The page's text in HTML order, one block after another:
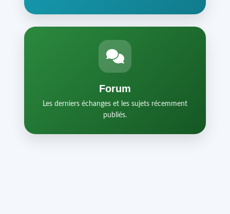
Forum
Les derniers échanges et les sujets récemment
publiés.